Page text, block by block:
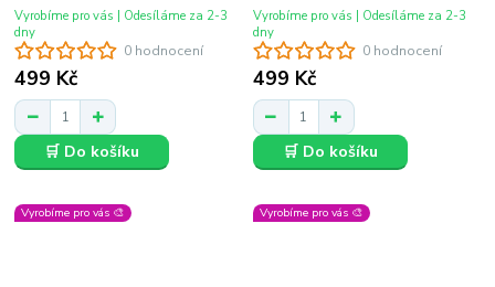
0 hodnocení
499 Kč
Vyrobíme pro vás | Odesíláme za 2-3
dny
🛒 Do košíku
0 hodnocení
499 Kč
Vyrobíme pro vás | Odesíláme za 2-3
dny
🛒 Do košíku
Vyrobíme pro vás 🎨 Vyrobíme pro vás 🎨